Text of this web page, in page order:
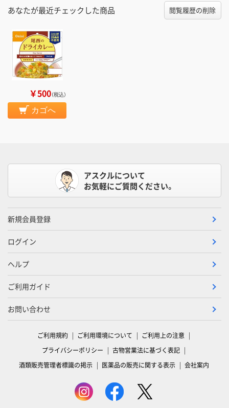
あなたが最近チェックした商品 閲覧履歴の削除
￥500（税込）
カゴへ
アスクルについて
お気軽にご質問ください。
新規会員登録
ログイン
ヘルプ
ご利用ガイド
お問い合わせ
ご利用規約 ご利用環境について
ご利用上の注意
プライバシーポリシー
古物営業法に基づく表記
酒類販売管理者標識の掲示
医薬品の販売に関する表示 会社案内